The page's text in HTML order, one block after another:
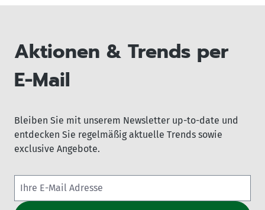
Aktionen & Trends per
E-Mail
Bleiben Sie mit unserem Newsletter up-to-date und
entdecken Sie regelmäßig aktuelle Trends sowie
exclusive Angebote.